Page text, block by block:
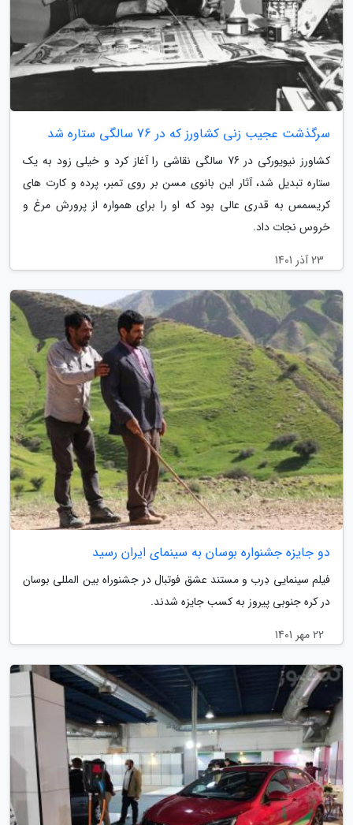
سرگذشت عجیب زنی کشاورز که در 76 سالگی ستاره شد
کشاورز نیویورکی در 76 سالگی نقاشی را آغاز کرد و خیلی زود به یک
ستاره تبدیل شد، آثار این بانوی مسن بر روی تمبر، پرده و کارت های
کریسمس به قدری عالی بود که او را برای همواره از پرورش مرغ و
خروس نجات داد.
23 آذر 1401
دو جایزه جشنواره بوسان به سینمای ایران رسید
فیلم سینمایی دِرب و مستند عشق فوتبال در جشنوراه بین المللی بوسان
در کره جنوبی پیروز به کسب جایزه شدند.
22 مهر 1401